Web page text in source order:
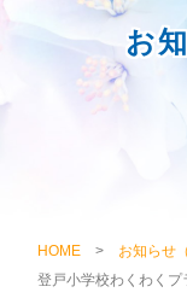
お
HOME > お知らせ
登戸小学校わくわく